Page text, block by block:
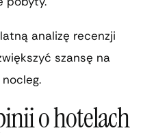
analizę recenzji
szansę na
o hotelach